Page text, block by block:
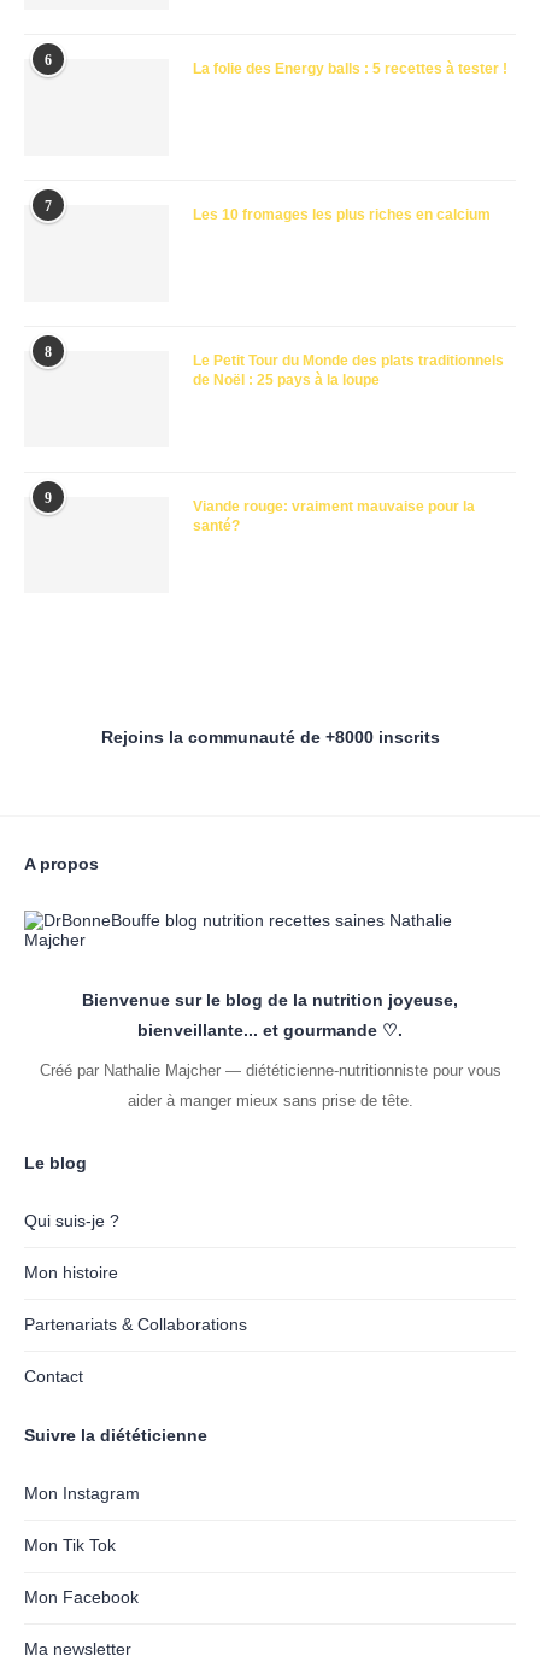
6 La folie des Energy balls : 5 recettes à tester !
7 Les 10 fromages les plus riches en calcium
8
Le Petit Tour du Monde des plats traditionnels
de Noël : 25 pays à la loupe
9
Viande rouge: vraiment mauvaise pour la
santé?
Rejoins la communauté de +8000 inscrits
A propos
Bienvenue sur le blog de la nutrition joyeuse,
bienveillante... et gourmande ♡.
Créé par Nathalie Majcher — diététicienne-nutritionniste pour vous
aider à manger mieux sans prise de tête.
Le blog
Qui suis-je ?
Mon histoire
Partenariats & Collaborations
Contact
Suivre la diététicienne
Mon Instagram
Mon Tik Tok
Mon Facebook
Ma newsletter